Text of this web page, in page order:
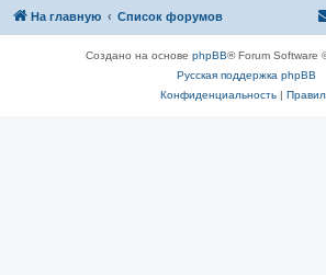
На главную Список форумов
Создано на основе phpBB® Forum Software
Русская поддержка phpBB
Конфиденциальность|